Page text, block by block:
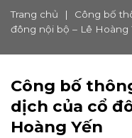
Trang chủ |
Công bố
đông nội bộ – Lê Hoàng
Công bố
dịch của cổ
Hoàng Yến